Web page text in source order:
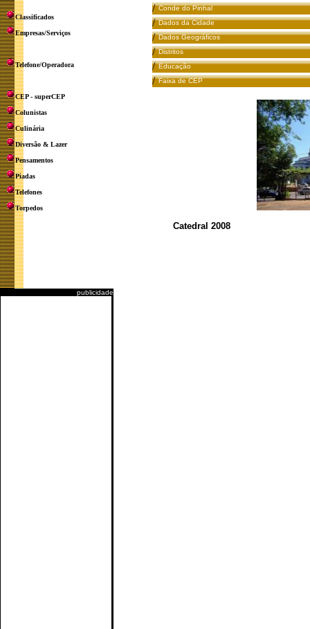
Classificados
Empresas/Serviços
Telefone/Operadora
CEP - superCEP
Colunistas
Culinária
Diversão & Lazer
Pensamentos
Piadas
Telefones
Torpedos
publicidade
/ Conde do Pinhal
/ Dados da Cidade
/ Dados Geográficos
/ Distritos
/ Educação
/ Faixa de CEP
Catedral 2008